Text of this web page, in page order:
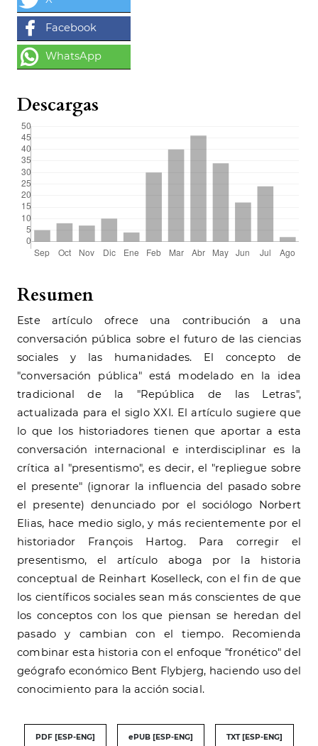
Resumen
Este artículo ofrece una contribución a una
conversación pública sobre el futuro de las ciencias
sociales y las humanidades. El concepto de
"conversación pública" está modelado en la idea
tradicional de la "República de las Letras",
actualizada para el siglo XXI. El artículo sugiere que
lo que los historiadores tienen que aportar a esta
conversación internacional e interdisciplinar es la
crítica al "presentismo", es decir, el "repliegue sobre
el presente" (ignorar la influencia del pasado sobre
el presente) denunciado por el sociólogo Norbert
Elias, hace medio siglo, y más recientemente por el
historiador François Hartog. Para corregir el
presentismo, el artículo aboga por la historia
conceptual de Reinhart Koselleck, con el fin de que
los científicos sociales sean más conscientes de que
los conceptos con los que piensan se heredan del
pasado y cambian con el tiempo. Recomienda
combinar esta historia con el enfoque "fronético" del
geógrafo económico Bent Flybjerg, haciendo uso del
conocimiento para la acción social.
PDF [ESP-ENG] ePUB [ESP-ENG] TXT [ESP-ENG]
Descargas